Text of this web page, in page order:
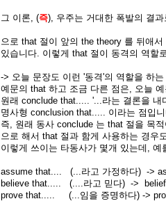
그 이론, (즉), 우주는 거대한 폭발의 결
으로 that 절이 앞의 the theory 를 뒤애
있습니다. 이렇게 that 절이 동격의 역할
-> 오늘 문장도 이런 '동격'의 역할을 하
예문의 that 하고 조금 다른 점은, 오늘
원래 conclude that..... '...라는 결론을 내
명사형 conclusion that..... 이라는 점입니
즉, 원래 동사 conclude 는 that 절을 목
으로 해서 that 절과 함게 사용하는 경우
이렇게 쓰이는 타동사가 몇개 있는데, 예
assume that.... (...라고 가정하다) ->
believe that..... (....라고 믿다) ->
prove that..... (...임을 증명하다) ->